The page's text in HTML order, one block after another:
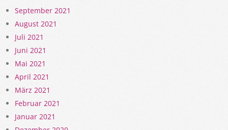
September 2021
August 2021
Juli 2021
Juni 2021
Mai 2021
April 2021
März 2021
Februar 2021
Januar 2021